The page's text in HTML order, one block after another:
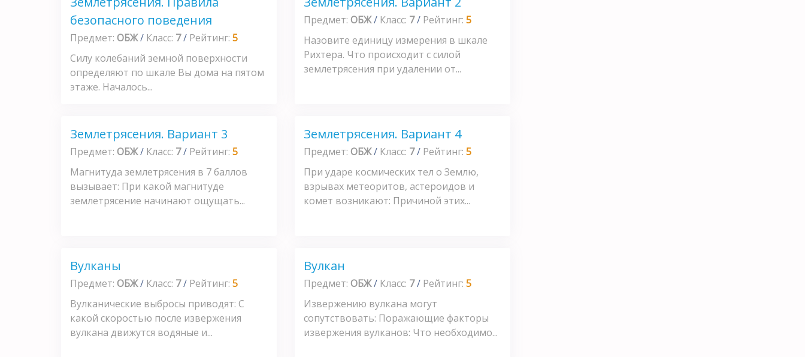
безопасного поведения
Предмет: ОБЖ/ Класс: 7/ Рейтинг: 5
Силу колебаний земной поверхности
определяют по шкале Вы дома на пятом
этаже. Началось...
Предмет: ОБЖ/ Класс: 7/ Рейтинг: 5
Назовите единицу измерения в шкале
Рихтера. Что происходит с силой
землетрясения при удалении от...
Землетрясения. Вариант 3
Предмет: ОБЖ/ Класс: 7/ Рейтинг: 5
Магнитуда землетрясения в 7 баллов
вызывает: При какой магнитуде
землетрясение начинают ощущать...
Землетрясения. Вариант 4
Предмет: ОБЖ/ Класс: 7/ Рейтинг: 5
При ударе космических тел о Землю,
взрывах метеоритов, астероидов и
комет возникают: Причиной этих...
Вулканы
Предмет: ОБЖ/ Класс: 7/ Рейтинг: 5
Вулканические выбросы приводят: С
какой скоростью после извержения
вулкана движутся водяные и...
Вулкан
Предмет: ОБЖ/ Класс: 7/ Рейтинг: 5
Извержению вулкана могут
сопутствовать: Поражающие факторы
извержения вулканов: Что необходимо...